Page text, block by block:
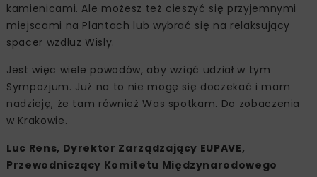
kamienicami. Ale możesz też cieszyć się przyjemnymi
miejscami na Plantach lub wybrać się na relaksujący
spacer wzdłuż Wisły.
Jest więc wiele powodów, aby wziąć udział w tym
Sympozjum. Już na to nie mogę się doczekać i mam
nadzieję, że tam również Was spotkam. Do zobaczenia
w Krakowie.
Luc Rens, Dyrektor Zarządzający EUPAVE,
Przewodniczący Komitetu Międzynarodowego